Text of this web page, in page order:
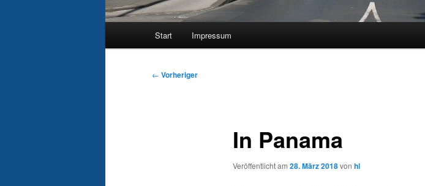
Start Impressum
Beitragsnavigation
← Vorheriger
In Panama
Veröffentlicht am 28. März 2018von hl